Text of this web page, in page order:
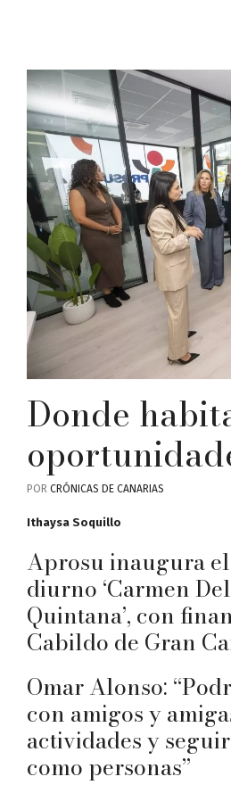
Donde
POR CRÓNICAS DE CANARIAS
Ithaysa Soquillo
Aprosu inaugura
diurno ‘Carmen
Quintana’, con
Cabildo de Gran
Omar Alonso:
con amigos y
actividades y
como personas”